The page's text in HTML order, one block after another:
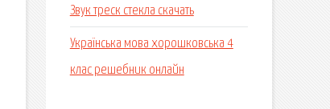
Звук треск стекла скачать
Українська мова хорошковська 4
клас решебник онлайн